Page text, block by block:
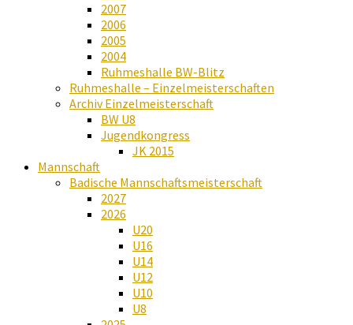
2007
2006
2005
2004
Ruhmeshalle BW-Blitz
Ruhmeshalle – Einzelmeisterschaften
Archiv Einzelmeisterschaft
BW U8
Jugendkongress
JK 2015
Mannschaft
Badische Mannschaftsmeisterschaft
2027
2026
U20
U16
U14
U12
U10
U8